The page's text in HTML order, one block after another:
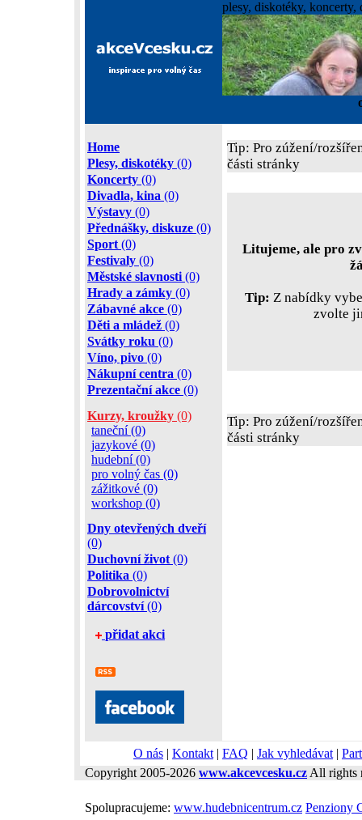
plesy, diskotéky,
Home
Plesy, diskotéky (0)
Koncerty (0)
Divadla, kina (0)
Výstavy (0)
Přednášky, diskuze (0)
Sport (0)
Festivaly (0)
Městské slavnosti (0)
Hrady a zámky (0)
Zábavné akce (0)
Děti a mládež (0)
Svátky roku (0)
Víno, pivo (0)
Nákupní centra (0)
Prezentační akce (0)
Kurzy, kroužky (0)
taneční (0)
jazykové (0)
hudební (0)
pro volný čas (0)
zážitkové (0)
workshop (0)
Dny otevřených dveří
(0)
Duchovní život (0)
Politika (0)
Dobrovolnictví
dárcovství(0)
přidat akci
Tip: Pro zúžení/
části stránky
Litujeme, ale pro
Tip: Z nabídky
zvolte
Tip: Pro zúžení/
části stránky
O nás | Kontakt | FAQ | Jak vyhledávat |
Copyright 2005-2026 www.akcevcesku.cz All rights
Spolupracujeme: www.hudebnicentrum.cz Penziony